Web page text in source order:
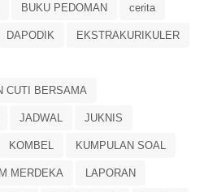
BUKU PEDOMAN cerita
DAPODIK EKSTRAKURIKULER
CUTI BERSAMA
JADWAL JUKNIS
KOMBEL KUMPULAN SOAL
MERDEKA LAPORAN